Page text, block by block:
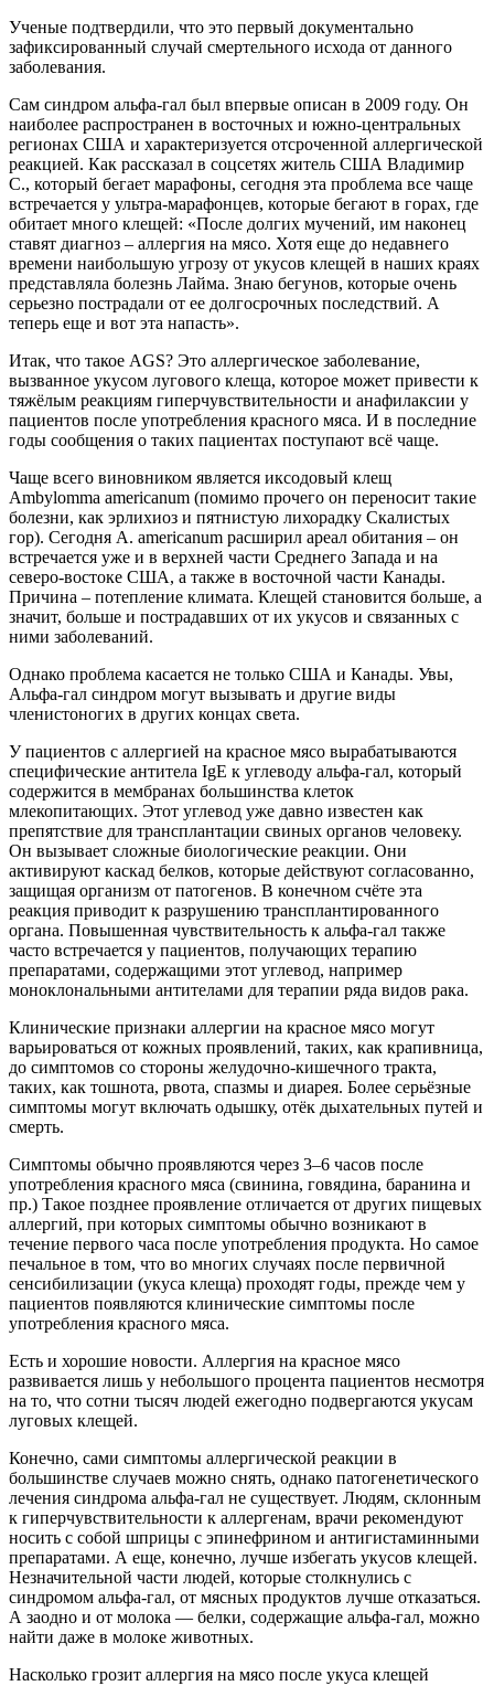
Ученые подтвердили, что это первый документально
зафиксированный случай смертельного исхода от данного
заболевания.
Сам синдром альфа-гал был впервые описан в 2009 году. Он
наиболее распространен в восточных и южно-центральных
регионах США и характеризуется отсроченной аллергической
реакцией. Как рассказал в соцсетях житель США Владимир
С., который бегает марафоны, сегодня эта проблема все чаще
встречается у ультра-марафонцев, которые бегают в горах, где
обитает много клещей: «После долгих мучений, им наконец
ставят диагноз – аллергия на мясо. Хотя еще до недавнего
времени наибольшую угрозу от укусов клещей в наших краях
представляла болезнь Лайма. Знаю бегунов, которые очень
серьезно пострадали от ее долгосрочных последствий. А
теперь еще и вот эта напасть».
Итак, что такое AGS? Это аллергическое заболевание,
вызванное укусом лугового клеща, которое может привести к
тяжёлым реакциям гиперчувствительности и анафилаксии у
пациентов после употребления красного мяса. И в последние
годы сообщения о таких пациентах поступают всё чаще.
Чаще всего виновником является иксодовый клещ
Ambylomma americanum (помимо прочего он переносит такие
болезни, как эрлихиоз и пятнистую лихорадку Скалистых
гор). Сегодня A. americanum расширил ареал обитания – он
встречается уже и в верхней части Среднего Запада и на
северо-востоке США, а также в восточной части Канады.
Причина – потепление климата. Клещей становится больше, а
значит, больше и пострадавших от их укусов и связанных с
ними заболеваний.
Однако проблема касается не только США и Канады. Увы,
Альфа-гал синдром могут вызывать и другие виды
членистоногих в других концах света.
У пациентов с аллергией на красное мясо вырабатываются
специфические антитела IgE к углеводу альфа-гал, который
содержится в мембранах большинства клеток
млекопитающих. Этот углевод уже давно известен как
препятствие для трансплантации свиных органов человеку.
Он вызывает сложные биологические реакции. Они
активируют каскад белков, которые действуют согласованно,
защищая организм от патогенов. В конечном счёте эта
реакция приводит к разрушению трансплантированного
органа. Повышенная чувствительность к альфа-гал также
часто встречается у пациентов, получающих терапию
препаратами, содержащими этот углевод, например
моноклональными антителами для терапии ряда видов рака.
Клинические признаки аллергии на красное мясо могут
варьироваться от кожных проявлений, таких, как крапивница,
до симптомов со стороны желудочно-кишечного тракта,
таких, как тошнота, рвота, спазмы и диарея. Более серьёзные
симптомы могут включать одышку, отёк дыхательных путей и
смерть.
Симптомы обычно проявляются через 3–6 часов после
употребления красного мяса (свинина, говядина, баранина и
пр.) Такое позднее проявление отличается от других пищевых
аллергий, при которых симптомы обычно возникают в
течение первого часа после употребления продукта. Но самое
печальное в том, что во многих случаях после первичной
сенсибилизации (укуса клеща) проходят годы, прежде чем у
пациентов появляются клинические симптомы после
употребления красного мяса.
Есть и хорошие новости. Аллергия на красное мясо
развивается лишь у небольшого процента пациентов несмотря
на то, что сотни тысяч людей ежегодно подвергаются укусам
луговых клещей.
Конечно, сами симптомы аллергической реакции в
большинстве случаев можно снять, однако патогенетического
лечения синдрома альфа-гал не существует. Людям, склонным
к гиперчувствительности к аллергенам, врачи рекомендуют
носить с собой шприцы с эпинефрином и антигистаминными
препаратами. А еще, конечно, лучше избегать укусов клещей.
Незначительной части людей, которые столкнулись с
синдромом альфа-гал, от мясных продуктов лучше отказаться.
А заодно и от молока — белки, содержащие альфа-гал, можно
найти даже в молоке животных.
Насколько грозит аллергия на мясо после укуса клещей